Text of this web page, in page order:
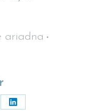
ariadna
Share